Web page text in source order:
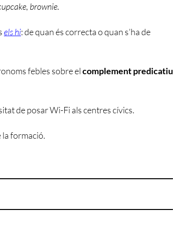
brownie.
els hi: de quan és correcta o quan s’ha de
febles sobre elcomplement predicatiu
de posar Wi-Fi als centres cívics.
la formació.